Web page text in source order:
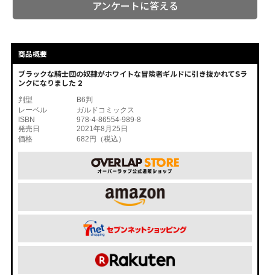
アンケートに答える
商品概要
ブラックな騎士団の奴隷がホワイトな冒険者ギルドに引き抜かれてSラ
ンクになりました 2
判型
B6判
レーベル
ガルドコミックス
ISBN
978-4-86554-989-8
発売日
2021年8月25日
価格
682円（税込）